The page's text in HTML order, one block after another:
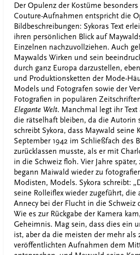
Der Opulenz der Kostüme
Couture-Aufnahmen entspricht die
Bildbeschreibungen: Sykoras Text
ihren persönlichen Blick auf
Einzelnen nachzuvollziehen. Auch
Maywalds Wirken und sein
durch ganz Europa darzustellen,
und Produktionsketten der Mode-
Models und Fotografen sowie der
Fotografien in populären
Elegante Welt. Manchmal legt ihr
die rätselhaft bleiben, da die Autorin
schreibt Sykora, dass Maywald seine
September 1942 im Schließfach des
zurücklassen musste, als er mit
in die Schweiz floh. Vier Jahre später,
begann Maiwald wieder zu
Modisten, Models. Sykora schreibt:
seine Rolleiflex wieder zugeführt, die
Annecy bei der Flucht in die Schweiz
Wie es zur Rückgabe der Kamera
Geheimnis. Mag sein, dass dies ein
ist, aber da die meisten der mehr als
veröffentlichten Aufnahmen dem